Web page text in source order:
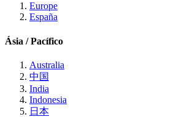
Europe
España
Ásia / Pacífico
Australia
中国
India
Indonesia
日本